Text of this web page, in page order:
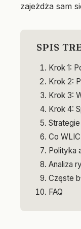
zajeżdża sam
SPIS
Krok 1:
Krok 2:
Krok 3:
Krok 4:
Co
Polityka
Analiza
Częste
FAQ